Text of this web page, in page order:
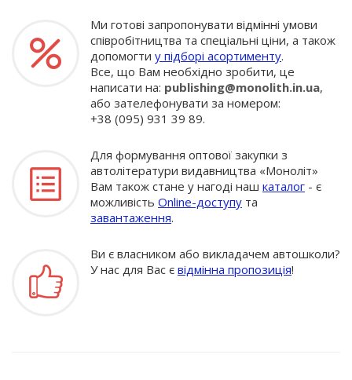
Ми готові запропонувати відмінні умови
співробітництва та спеціальні ціни, а також
допомогти у підборі асортименту.
Все, що Вам необхідно зробити, це
написати на: publishing@monolith.in.ua,
або зателефонувати за номером:
+38 (095) 931 39 89.
Для формування оптової закупки з
автолітератури видавництва «Моноліт»
Вам також стане у нагоді наш каталог - є
можливість Online-доступу та
завантаження.
Ви є власником або викладачем автошколи?
У нас для Вас є відмінна пропозиція!